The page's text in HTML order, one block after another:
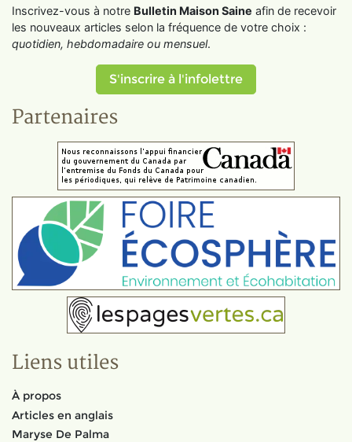
Inscrivez-vous à notre Bulletin Maison Saine afin de recevoir
les nouveaux articles selon la fréquence de votre choix :
quotidien, hebdomadaire ou mensuel.
S'inscrire à l'infolettre
Partenaires
Liens utiles
À propos
Articles en anglais
Maryse De Palma